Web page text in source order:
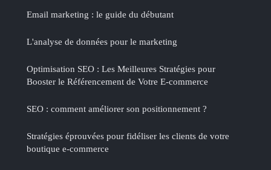
Email marketing : le guide du débutant
L'analyse de données pour le marketing
Optimisation SEO : Les Meilleures Stratégies pour
Booster le Référencement de Votre E-commerce
SEO : comment améliorer son positionnement ?
Stratégies éprouvées pour fidéliser les clients de votre
boutique e-commerce